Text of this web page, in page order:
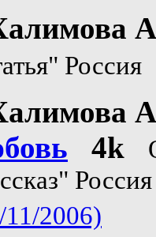
Россия
4k
Россия
2006)